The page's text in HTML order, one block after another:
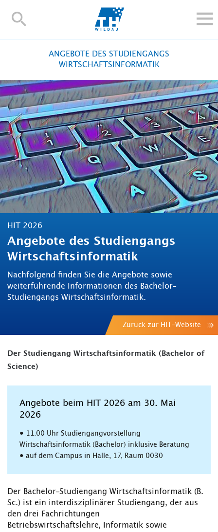
TH-
IM STUDIUM
FORSCHUNG UND TRANSFER
ALUMNI
HOCHSCHULE
INTERNATIONAL
BESCHÄFTIGTE
Blogs Kontakt und Anfahrt Webmail Moodle
TH Online-Portal Personensuche English
ANGEBOTE DES STUDIENGANGS
WIRTSCHAFTSINFORMATIK
HIT 2026
Angebote des Studiengangs
Wirtschaftsinformatik
Nachfolgend finden Sie die Angebote sowie
weiterführende Informationen des Bachelor-
Studiengangs Wirtschaftsinformatik.
Zurück zur HIT-Website
Der Studiengang Wirtschaftsinformatik (Bachelor of
Science)
Angebote beim HIT 2026 am 30. Mai
2026
• 11:00 Uhr Studiengangvorstellung
Wirtschaftsinformatik (Bachelor) inklusive Beratung
• auf dem Campus in Halle, 17, Raum 0030
Der Bachelor-Studiengang Wirtschaftsinformatik (B.
Sc.) ist ein interdisziplinärer Studiengang, der aus
den drei Fachrichtungen
Betriebswirtschaftslehre, Informatik sowie